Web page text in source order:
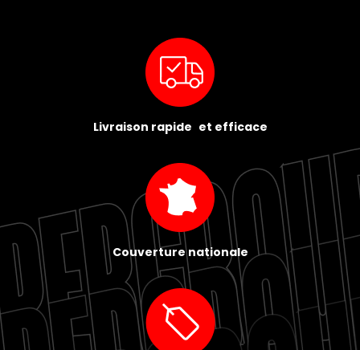
Livraison rapide et efficace
Couverture nationale